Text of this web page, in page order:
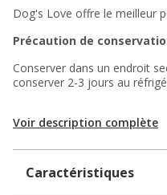
Dog's Love offre le meilleur
Précaution de
Conserver dans un endroit
conserver 2-3 jours au
Voir description complète
Caractéristiques